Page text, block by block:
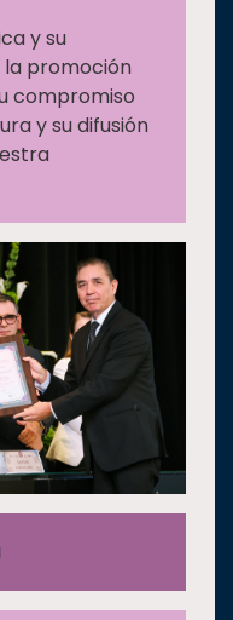
y su
promoción
compromiso
y su difusión